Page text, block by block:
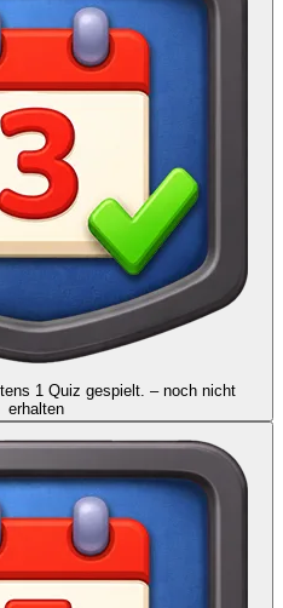
1 Quiz gespielt. – noch nicht
erhalten